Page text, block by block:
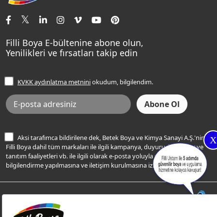
X
Tavan Boyaları
Ev Bakım ve Hobi Boyaları
Yatak Odası Renkleri
Sentomaxx Sentetik Boya
Sentomaxx İpeksi Mat
Momento Life
Şampanya Rengi
Açık Mavi Rengi
Frezya Rengi
İletişim Bilgilerimiz
Renk Danışma
Filli Ustam
Sıkça Sorulan Sorular
Ücretsiz Yalıtım Keşif Hizmeti
Bilgi Toplumu Hizmetleri
İnternet Sitesi Kullanım Koşulları
KVKK Talep Formu
KVKK Aydınlatma Metni
Filli Boya E-bültenine abone olun,
Yenilikleri ve fırsatları takip edin
KVKK aydınlatma metniniokudum, bilgilendim.
Aksi tarafımca bildirilene dek, Betek Boya ve Kimya Sanayi A.Ş.'nin
Filli Boya dahil tüm markaları ile ilgili kampanya, duyuru, hizmetler ve
tanıtım faaliyetleri vb. ile ilgili olarak e-posta yoluyla şahsıma
bilgilendirme yapılmasına ve iletişim kurulmasına izin veriyorum.